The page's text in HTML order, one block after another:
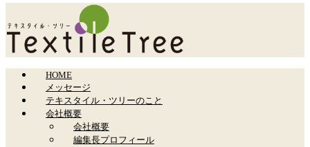
HOME
メッセージ
テキスタイル・ツリーのこと
会社概要
会社概要
編集長プロフィール